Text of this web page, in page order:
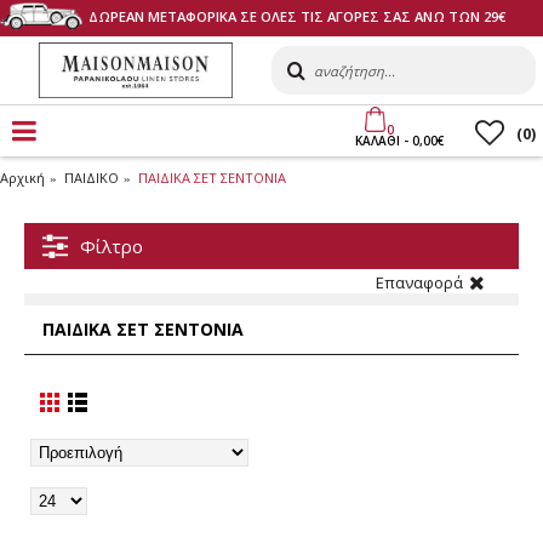
ΔΩΡΕΑΝ ΜΕΤΑΦΟΡΙΚΑ ΣΕ ΟΛΕΣ ΤΙΣ ΑΓΟΡΕΣ ΣΑΣ ΑΝΩ ΤΩΝ 29€
0
ΚΑΛΑΘI - 0,00€ (0)
Αρχική ΠΑΙΔΙΚΟ ΠΑΙΔΙΚΑ ΣΕΤ ΣΕΝΤΟΝΙΑ
Φίλτρο
Επαναφορά
ΠΑΙΔΙΚΑ ΣΕΤ ΣΕΝΤΟΝΙΑ